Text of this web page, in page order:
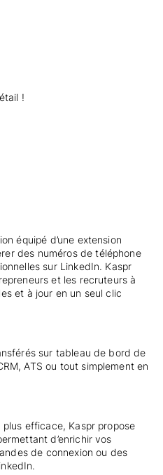
!
équipé d’une extension
des numéros de téléphone
sur LinkedIn. Kaspr
et les recruteurs à
et à jour en un seul clic
sur tableau de bord de
ATS ou tout simplement en
efficace, Kaspr propose
d’enrichir vos
de connexion ou des